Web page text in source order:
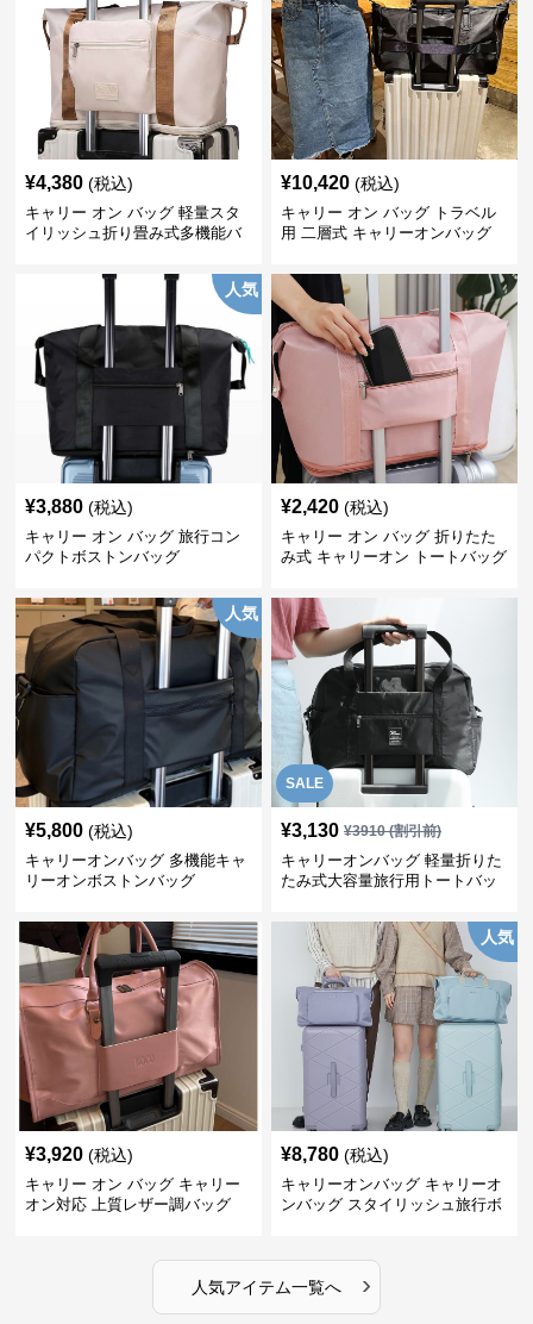
¥4,380 (税込)
キャリー オン バッグ 軽量スタ
イリッシュ折り畳み式多機能バ
¥10,420 (税込)
キャリー オン バッグ トラベル
用 二層式 キャリーオンバッグ
人気
¥3,880 (税込)
キャリー オン バッグ 旅行コン
パクトボストンバッグ
¥2,420 (税込)
キャリー オン バッグ 折りたた
み式 キャリーオン トートバッグ
人気
¥5,800 (税込)
キャリーオンバッグ 多機能キャ
リーオンボストンバッグ
SALE
¥3,130 ¥3910(割引前)
キャリーオンバッグ 軽量折りた
たみ式大容量旅行用トートバッ
¥3,920 (税込)
キャリー オン バッグ キャリー
オン対応 上質レザー調バッグ
人気
¥8,780 (税込)
キャリーオンバッグ キャリーオ
ンバッグ スタイリッシュ旅行ボ
人気アイテム一覧へ ›